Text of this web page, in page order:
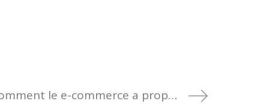
PODCAST-Comment le e-commerce a propulsé ma marque de bougies artisanales avec Zheyna Thiam, fondatrice de Le Karithé